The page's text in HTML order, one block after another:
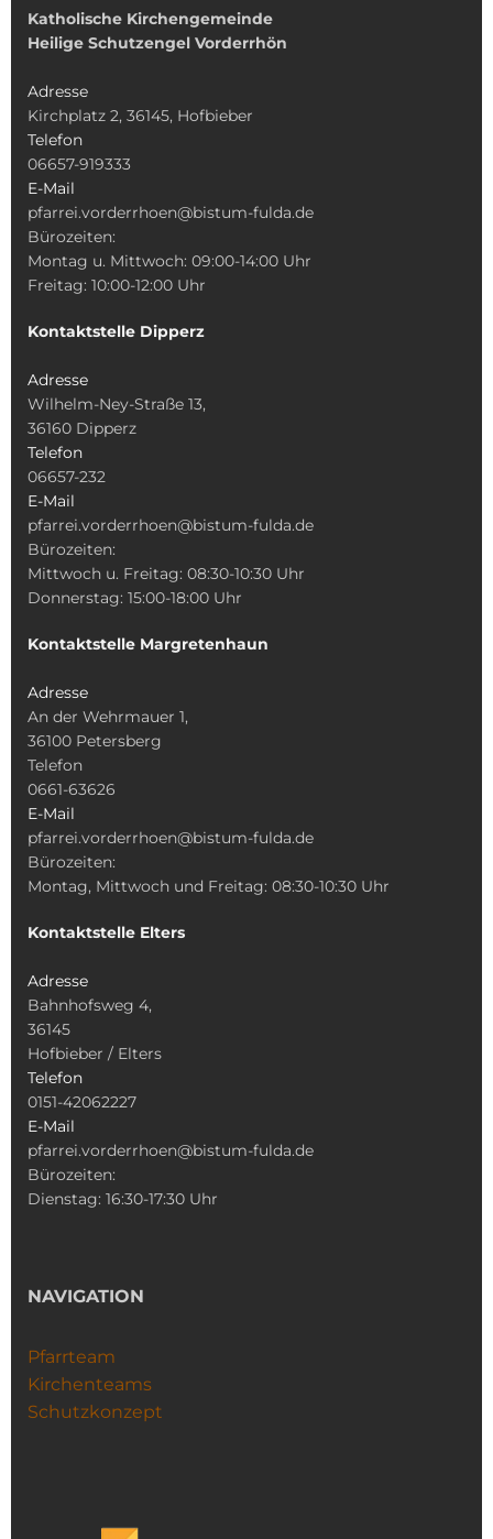
Katholische Kirchengemeinde
Heilige Schutzengel Vorderrhön
Adresse
Kirchplatz 2, 36145, Hofbieber
Telefon
06657-919333
E-Mail
pfarrei.vorderrhoen@bistum-fulda.de
Bürozeiten:
Montag u. Mittwoch: 09:00-14:00 Uhr
Freitag: 10:00-12:00 Uhr
Kontaktstelle Dipperz
Adresse
Wilhelm-Ney-Straße 13,
36160 Dipperz
Telefon
06657-232
E-Mail
pfarrei.vorderrhoen@bistum-fulda.de
Bürozeiten:
Mittwoch u. Freitag: 08:30-10:30 Uhr
Donnerstag: 15:00-18:00 Uhr
Kontaktstelle Margretenhaun
Adresse
An der Wehrmauer 1,
36100 Petersberg
Telefon
0661-63626
E-Mail
pfarrei.vorderrhoen@bistum-fulda.de
Bürozeiten:
Montag, Mittwoch und Freitag: 08:30-10:30 Uhr
Kontaktstelle Elters
Adresse
Bahnhofsweg 4,
36145
Hofbieber / Elters
Telefon
0151-42062227
E-Mail
pfarrei.vorderrhoen@bistum-fulda.de
Bürozeiten:
Dienstag: 16:30-17:30 Uhr
NAVIGATION
Pfarrteam
Kirchenteams
Schutzkonzept